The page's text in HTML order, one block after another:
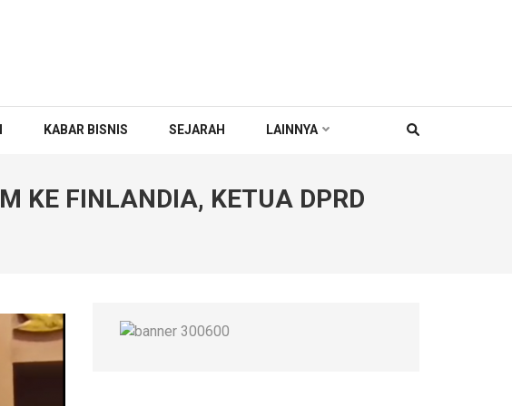
KABAR BISNIS SEJARAH LAINNYA
KE FINLANDIA, KETUA DPRD